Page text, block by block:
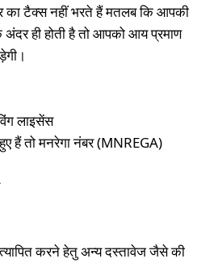
का टैक्स नहीं भरते हैं मतलब कि आपकी
ही होती है तो आपको आय प्रमाण
लाइसेंस
हैं तो मनरेगा नंबर (MNREGA)
करने हेतु अन्य दस्तावेज जैसे की